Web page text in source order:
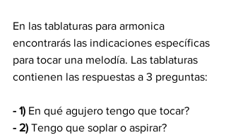
En las tablaturas para armonica
encontrarás las indicaciones específicas
para tocar una melodía. Las tablaturas
contienen las respuestas a 3 preguntas:
- 1) En qué agujero tengo que tocar?
- 2) Tengo que soplar o aspirar?